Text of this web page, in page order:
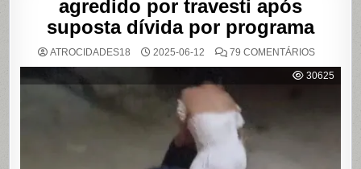
agredido por travesti após
suposta dívida por programa
ATROCIDADES18 2025-06-12 79 COMENTÁRIOSEM
MOSTRA
HOMEM
30625